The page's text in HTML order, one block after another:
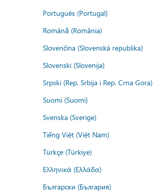
Português (Portugal)
Română (România)
Slovenčina (Slovenská republika)
Slovenski (Slovenija)
Srpski (Rep. Srbija i Rep. Crna Gora)
Suomi (Suomi)
Svenska (Sverige)
Tiếng Việt (Việt Nam)
Türkçe (Türkiye)
Ελληνικά (Ελλάδα)
Български (България)